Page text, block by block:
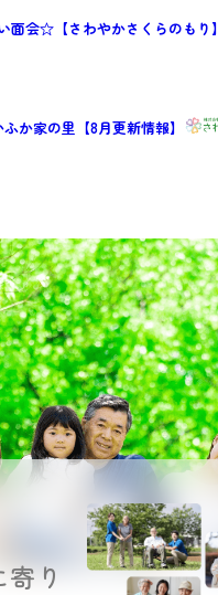
面会☆【さわやかさくらのもり】
か家の里【8月更新情報】
寄り